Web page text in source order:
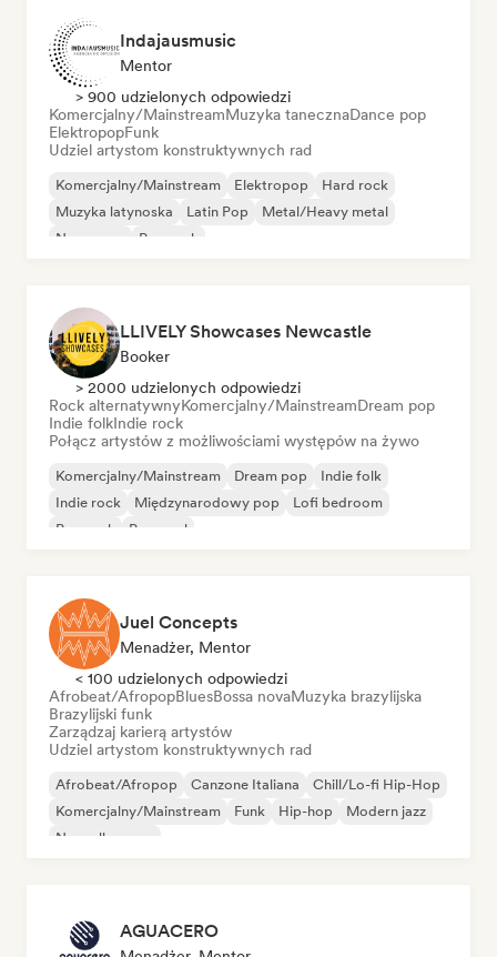
Indajausmusic
Mentor
> 900 udzielonych odpowiedzi
Komercjalny/MainstreamMuzyka tanecznaDance pop
ElektropopFunk
Udziel artystom konstruktywnych rad
Komercjalny/Mainstream Elektropop
Hard rock
Muzyka latynoska
Latin Pop
Metal/Heavy metal
New wave
Pop rock
LLIVELY Showcases Newcastle
Booker
> 2000 udzielonych odpowiedzi
Rock alternatywnyKomercjalny/MainstreamDream pop
Indie folkIndie rock
Połącz artystów z możliwościami występów na żywo
Komercjalny/Mainstream Dream pop
Indie folk
Indie rock
Międzynarodowy pop
Lofi bedroom
Pop rock
Pop-soul
Juel Concepts
Menadżer, Mentor
< 100 udzielonych odpowiedzi
Afrobeat/AfropopBluesBossa novaMuzyka brazylijska
Brazylijski funk
Zarządzaj karierą artystów
Udziel artystom konstruktywnych rad
Afrobeat/Afropop Canzone Italiana
Chill/Lo-fi Hip-Hop
Komercjalny/Mainstream
Funk Hip-hop
Modern jazz
Nouvelle scene
AGUACERO